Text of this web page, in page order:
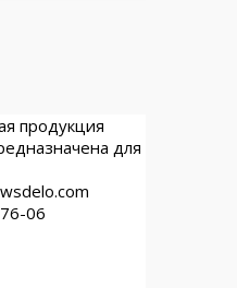
продукция
для
06